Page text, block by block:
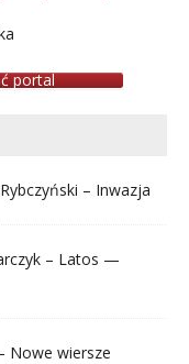
portal
– Inwazja
– Latos —
Nowe wiersze